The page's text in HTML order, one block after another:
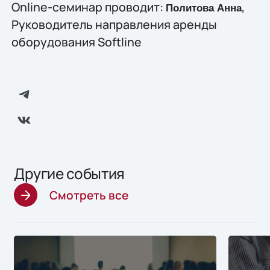
Online-семинар проводит: Политова Анна,
Руководитель направления аренды
оборудования Softline
Другие события
Смотреть все